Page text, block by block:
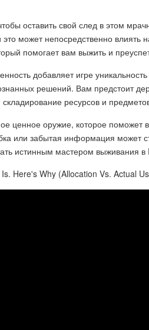
оставить свой след в этом
может непосредственно влиять
помогает вам выжить и
добавляет игре
решений. Вам предстоит
ресурсов и
ценное оружие, которое поможет
или забытая информация может
истинным мастером выживания в
Here's Why (Allocation Vs. Actual